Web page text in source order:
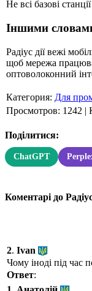
Не всі базові
Іншими
Радіус дії вежі
щоб мережа
оптоволоконний
Категория: Для
Просмотров: 1242 |
Поділитися:
ChatGPT
Коментарі до
2. Ivan
Чому іноді під час
Ответ: